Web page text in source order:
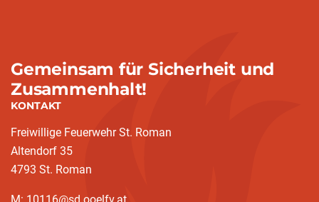
Gemeinsam für Sicherheit und
Zusammenhalt!
KONTAKT
Freiwillige Feuerwehr St. Roman
Altendorf 35
4793 St. Roman